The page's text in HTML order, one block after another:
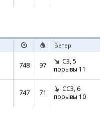
Ветер
748 97 СЗ, 5
порывы 11
747 71 ССЗ, 6
порывы 10